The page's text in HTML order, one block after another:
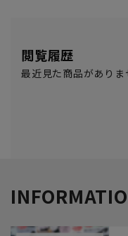
閲覧履歴
最近見た商品がありま